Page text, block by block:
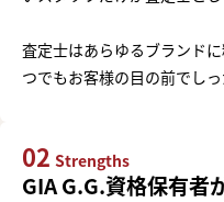
査定士はあらゆるブランド
つでもお客様の目の前でし
02 Strengths
GIA G.G.資格保有者